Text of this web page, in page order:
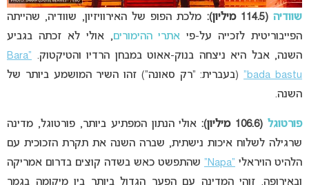
שוודיה (114.5 מיליון):
מלכת הפופ של האירוויזיון, שוודיה, שהייתה
הפייבוריטית לזכייה על-פי אתרי ההימורים, אולי לא זכתה בגביע
השנה, אבל היא ניצחה בנוק-אאוט במבחן הרדיו והטיקטוק.
“Bara
bada bastu”
(בעברית: “רק סאונה”) זהו השיר המושמע ביותר של
השנה.
פורטוגל (106.6 מיליון):
אולי הנתון המפתיע ביותר, פורטוגל, מדינה
שרגילה לשלוח איכות נישתית, שברה השנה את תקרת הזכוכית עם
הלהיט הויראלי “Napa”
שהתפשט כאש בשדה קוצים בדרום אמריקה
ובאירופה. זוהי המדינה עם הפער הגדול ביותר בין מיקומה בגמר